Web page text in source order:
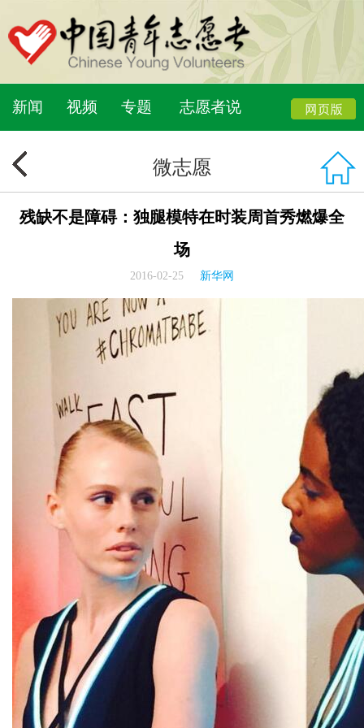
新闻 视频 专题 志愿者说
微志愿
残缺不是障碍：独腿模特在时装周首秀燃爆全
场
2016-02-25 新华网